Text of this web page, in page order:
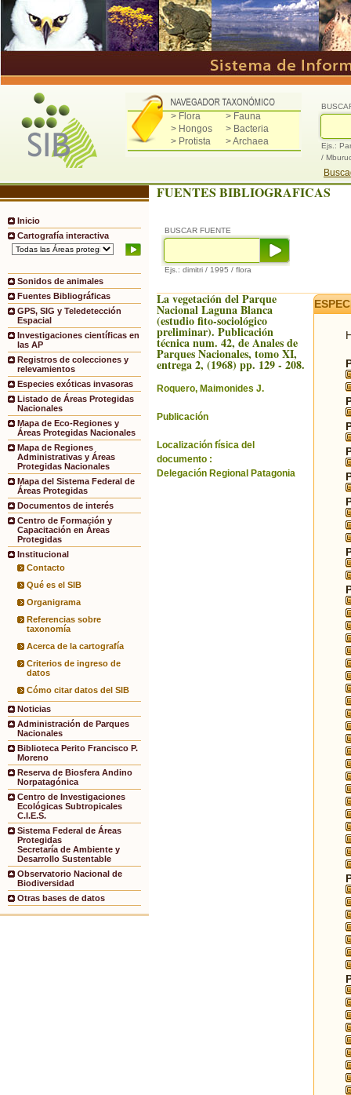
> Flora
> Fauna
> Hongos
> Bacteria
> Protista
> Archaea
Ejs.:
/
Inicio
Cartografía interactiva
Sonidos de animales
Fuentes Bibliográficas
GPS, SIG y Teledetección
Espacial
Investigaciones científicas en
las AP
Registros de colecciones y
relevamientos
Especies exóticas invasoras
Listado de Áreas Protegidas
Nacionales
Mapa de Eco-Regiones y
Áreas Protegidas Nacionales
Mapa de Regiones
Administrativas y Áreas
Protegidas Nacionales
Mapa del Sistema Federal de
Áreas Protegidas
Documentos de interés
Centro de Formación y
Capacitación en Áreas
Protegidas
Institucional
Contacto
Qué es el SIB
Organigrama
Referencias sobre
taxonomía
Acerca de la cartografía
Criterios de ingreso de
datos
Cómo citar datos del SIB
Noticias
Administración de Parques
Nacionales
Biblioteca Perito Francisco P.
Moreno
Reserva de Biosfera Andino
Norpatagónica
Centro de Investigaciones
Ecológicas Subtropicales
C.I.E.S.
Sistema Federal de Áreas
Protegidas
Secretaría de Ambiente y
Desarrollo Sustentable
Observatorio Nacional de
Biodiversidad
Otras bases de datos
FUENTES BIBLIOGRAFICAS
BUSCAR FUENTE
Ejs.: dimitri / 1995 / flora
La vegetación del Parque
Nacional Laguna Blanca
(estudio fito-sociológico
preliminar). Publicación
técnica num. 42, de Anales de
Parques Nacionales, tomo XI,
entrega 2, (1968) pp. 129 - 208.
Roquero, Maimonides J.
Publicación
Localización física del
documento :
Delegación Regional Patagonia